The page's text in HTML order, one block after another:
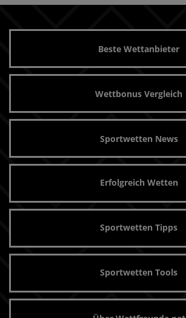
Beste Wettanbieter
Wettbonus Vergleich
Sportwetten News
Erfolgreich Wetten
Sportwetten Tipps
Sportwetten Tools